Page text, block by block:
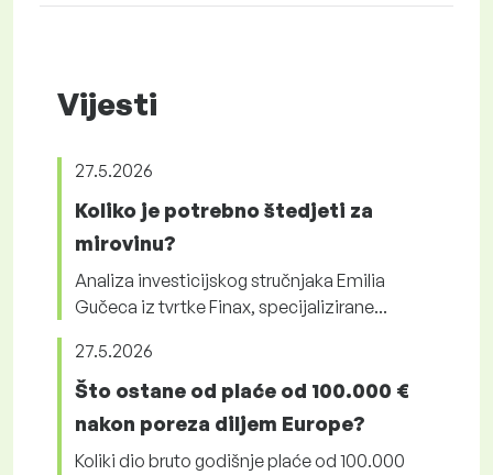
Vijesti
27.5.2026
Koliko je potrebno štedjeti za
mirovinu?
Analiza investicijskog stručnjaka Emilia
Gučeca iz tvrtke Finax, specijalizirane...
27.5.2026
Što ostane od plaće od 100.000 €
nakon poreza diljem Europe?
Koliki dio bruto godišnje plaće od 100.000